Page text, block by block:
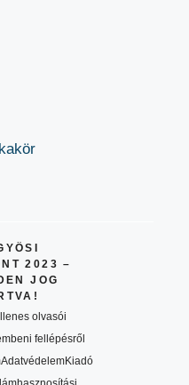
2023 –
JOG
olvasói
fellépésről
AdatvédelemKiadó